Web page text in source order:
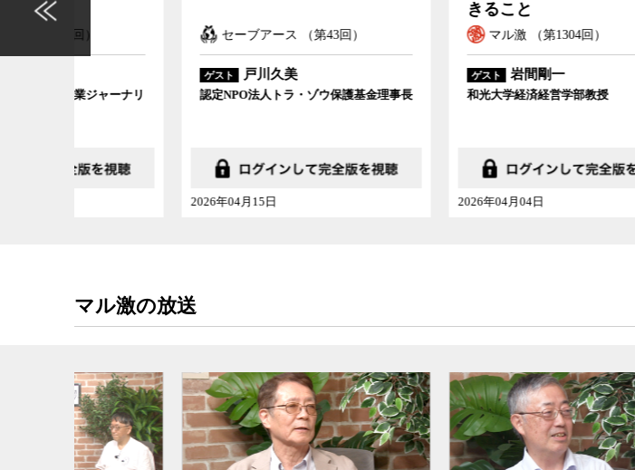
セーブアース （第43回）
認定NPO法人トラ・ゾウ保護基金理事長
マル激 （第1304回）
和光大学経済経営学部教授
マル激の放送